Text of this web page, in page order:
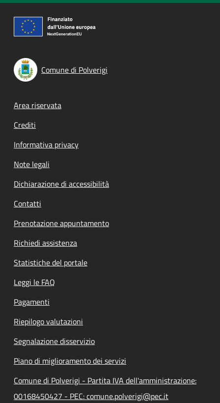
Comune di Polverigi
Footer menu
Area riservata
Crediti
Informativa privacy
Note legali
Dichiarazione di accessibilità
Contatti
Prenotazione appuntamento
Richiedi assistenza
Statistiche del portale
Leggi le FAQ
Pagamenti
Riepilogo valutazioni
Segnalazione disservizio
Piano di miglioramento dei servizi
Comune di Polverigi - Partita IVA dell'amministrazione:
00168450427 - PEC: comune.polverigi@pec.it